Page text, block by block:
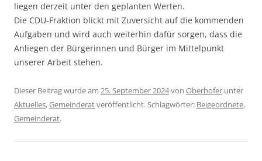
liegen derzeit unter den geplanten Werten.
Die CDU-Fraktion blickt mit Zuversicht auf die kommenden
Aufgaben und wird auch weiterhin dafür sorgen, dass die
Anliegen der Bürgerinnen und Bürger im Mittelpunkt
unserer Arbeit stehen.
Dieser Beitrag wurde am 25. September 2024von Oberhofer unter
Aktuelles,Gemeinderatveröffentlicht. Schlagwörter: Beigeordnete,
Gemeinderat.